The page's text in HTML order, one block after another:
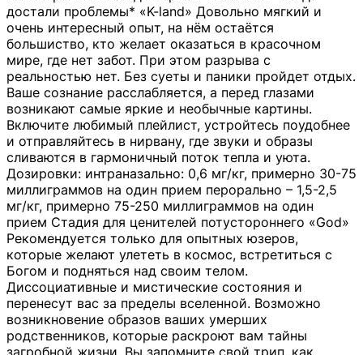
достали проблемы* «K-land» Довольно мягкий и
очень интересный опыт, на нём остаётся
большиство, кто желает оказаться в красочном
мире, где нет забот. При этом разрыва с
реальностью нет. Без суеты и паники пройдет отдых.
Ваше сознание расслабляется, а перед глазами
возникают самые яркие и необычные картины.
Включите любимый плейлист, устройтесь поудобнее
и отправляйтесь в нирвану, где звуки и образы
сливаются в гармоничный поток тепла и уюта.
Дозировки: интраназально: 0,6 мг/кг, примерно 30-75
миллиграммов на один прием перорально – 1,5-2,5
мг/кг, примерно 75-250 миллиграммов на один
прием Стадия для ценителей потустороннего «God»
Рекомендуется только для опытных юзеров,
которые желают улететь в космос, встретиться с
Богом и подняться над своим телом.
Диссоциативные и мистические состояния и
перенесут вас за пределы вселенной. Возможно
возникновение образов ваших умерших
родственников, которые раскроют вам тайны
загробной жизни. Вы запомните свой трип, как